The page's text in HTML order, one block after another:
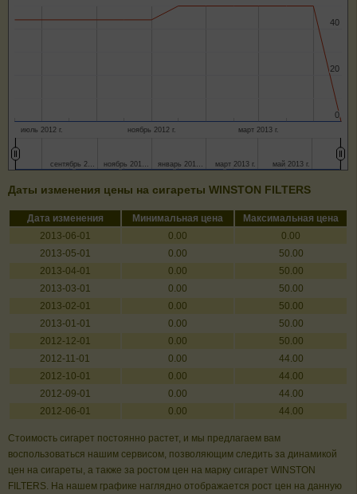
июль 2012 г. ноябрь 2012 г. март 2013 г.
0
0
20
20
40
40
сентябрь 2…
сентябрь 2… ноябрь 201…
ноябрь 201… январь 201…
январь 201… март 2013 г.
март 2013 г. май 2013 г.
май 2013 г.
Даты изменения цены на сигареты WINSTON FILTERS
Дата изменения Минимальная цена
Максимальная цена
2013-06-01
0.00
0.00
2013-05-01
0.00
50.00
2013-04-01
0.00
50.00
2013-03-01
0.00
50.00
2013-02-01
0.00
50.00
2013-01-01
0.00
50.00
2012-12-01
0.00
50.00
2012-11-01
0.00
44.00
2012-10-01
0.00
44.00
2012-09-01
0.00
44.00
2012-06-01
0.00 44.00
Стоимость сигарет постоянно растет, и мы предлагаем вам
воспользоваться нашим сервисом, позволяющим следить за динамикой
цен на сигареты, а также за ростом цен на марку сигарет WINSTON
FILTERS. На нашем графике наглядно отображается рост цен на данную